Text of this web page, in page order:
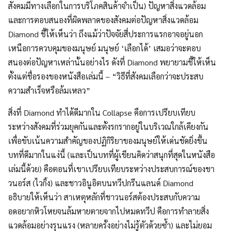
สังคมมีทางเลือกในการบริโภคสินค้าจำเป็น) ปัญหาสิ่งแวดล้อม
และการตอบสนองที่ผิดพลาดของสังคมต่อปัญหาสิ่งแวดล้อม
Diamond ชี้ให้เห็นว่า ถึงแม้ว่าปัจจัยสี่ประการแรกอาจอยู่นอก
เหนือการควบคุมของมนุษย์ มนุษย์ ‘เลือกได้’ เสมอว่าจะตอบ
สนองต่อปัญหาเหล่านั้นอย่างไร ดังที่ Diamond พยายามชี้ให้เห็น
ตั้งแต่ชื่อรองของหนังสือเล่มนี้ – “วิธีที่สังคมเลือกว่าจะประสบ
ความสำเร็จหรือล้มเหลว”
สิ่งที่ Diamond ทำได้ดีมากใน Collapse คือการเปรียบเทียบ
ระหว่างสังคมที่ร่วมยุคกันและตั้งรกรากอยู่ในบริเวณใกล้เคียงกัน
เพื่อขับเน้นความสำคัญของปฏิกิริยาของมนุษย์ให้เด่นชัดยิ่งขึ้น
บทที่ดีมากในแง่นี้ (และเป็นบทที่ผู้เขียนคิดว่าสนุกที่สุดในหนังสือ
เล่มนี้ด้วย) คือตอนที่เขาเปรียบเทียบระหว่างประสบการณ์ของชา
วนอร์ส (ไวกิ้ง) และชาวอินูอิตบนทวีปกรีนแลนด์ Diamond
อธิบายให้เห็นว่า สาเหตุหลักที่ชาวนอร์สต้องประสบกับความ
อดอยากหิวโหยจนล้มหายตายจากไปหมดทวีป คือการทำลายสิ่ง
แวดล้อมอย่างรุนแรง (หลายครั้งอย่างไม่รู้ตัวด้วยซ้ำ) และไม่ยอม